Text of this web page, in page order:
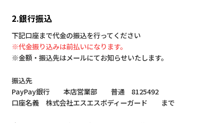
2.銀行振込
下記口座まで代金の振込を行ってください
※代金振り込みは前払いになります。
※金額・振込先はメールにてお知らせいたします。
振込先
PayPay銀行 本店営業部 普通 8125492
口座名義 株式会社エスエスボディーガード まで